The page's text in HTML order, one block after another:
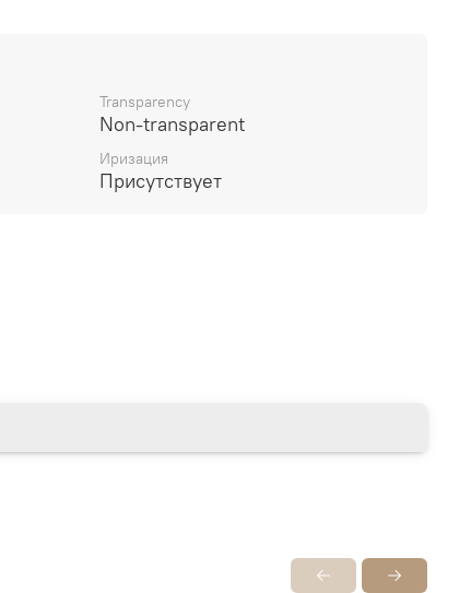
Transparency
Non-transparent
Иризация
Присутствует